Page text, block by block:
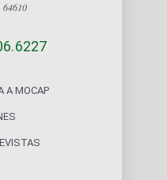
64610
A MOCAP